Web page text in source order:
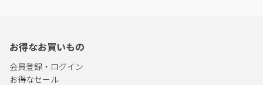
お得なお買いもの
会員登録・ログイン
お得なセール